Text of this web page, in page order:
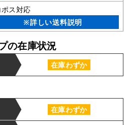
ス対応
※詳しい送料説明
の在庫状況
在庫わずか
在庫わずか